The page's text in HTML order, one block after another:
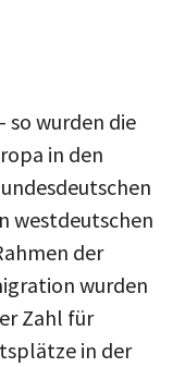
wurden die
in den
westdeutschen
der
wurden
Zahl für
in der